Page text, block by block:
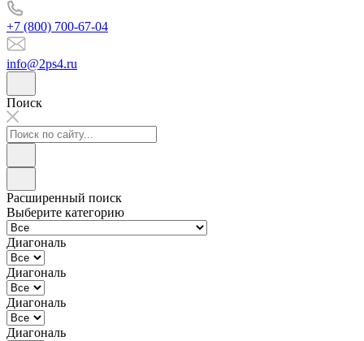
+7 (800) 700-67-04
info@2ps4.ru
Поиск
Расширенный поиск
Выберите категорию
Диагональ
Диагональ
Диагональ
Диагональ